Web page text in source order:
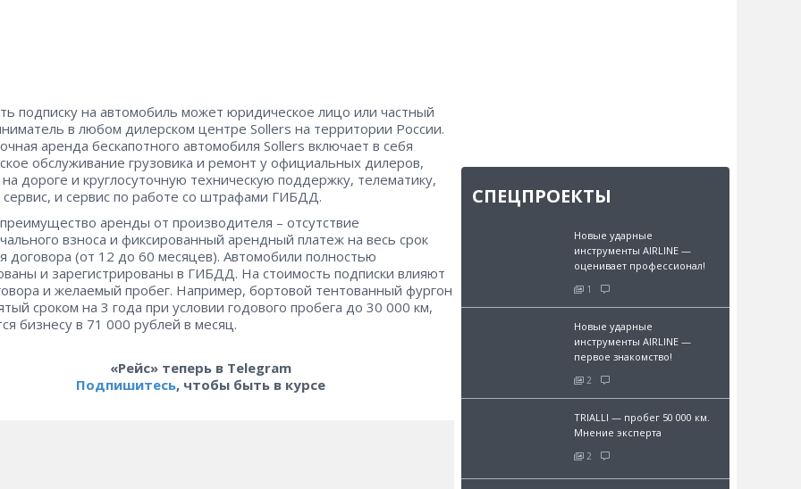
подписку на автомобиль может юридическое лицо или частный
в любом дилерском центре Sollers на территории России.
аренда бескапотного автомобиля Sollers включает в себя
обслуживание грузовика и ремонт у официальных дилеров,
дороге и круглосуточную техническую поддержку, телематику,
и сервис по работе со штрафами ГИБДД.
аренды от производителя – отсутствие
взноса и фиксированный арендный платеж на весь срок
договора (от 12 до 60 месяцев). Автомобили полностью
и зарегистрированы в ГИБДД. На стоимость подписки влияют
и желаемый пробег. Например, бортовой тентованный фургон
сроком на 3 года при условии годового пробега до 30 000 км,
бизнесу в 71 000 рублей в месяц.
«Рейс» теперь в Telegram
Подпишитесь, чтобы быть в курсе
СПЕЦПРОЕКТЫ
Новые ударные
инструменты AIRLINE —
оценивает профессионал!
1
Новые ударные
инструменты AIRLINE —
первое знакомство!
2
TRIALLI — пробег 50 000 км.
Мнение эксперта
2